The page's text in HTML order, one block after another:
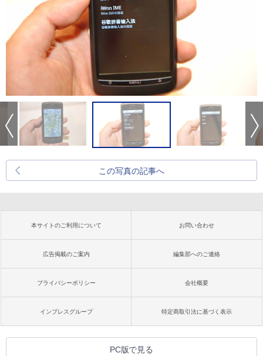
この写真の記事へ
本サイトのご利用について お問い合わせ
広告掲載のご案内 編集部へのご連絡
プライバシーポリシー 会社概要
インプレスグループ 特定商取引法に基づく表示
PC版で見る